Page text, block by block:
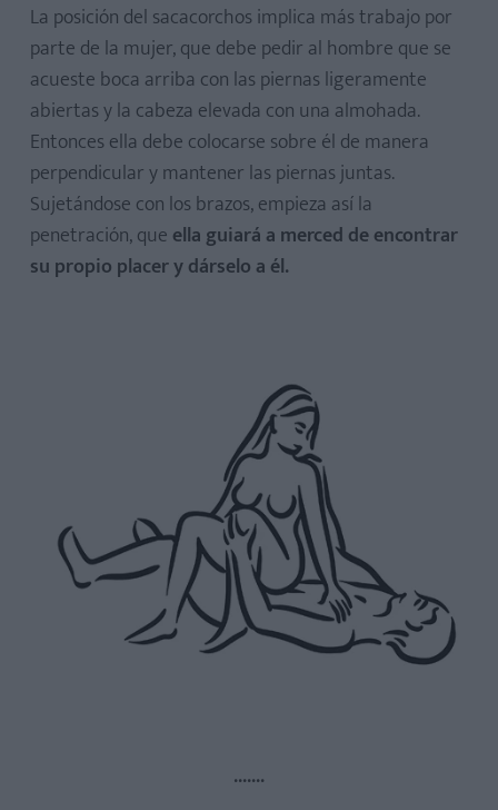
La posición del sacacorchos implica más trabajo por
parte de la mujer, que debe pedir al hombre que se
acueste boca arriba con las piernas ligeramente
abiertas y la cabeza elevada con una almohada.
Entonces ella debe colocarse sobre él de manera
perpendicular y mantener las piernas juntas.
Sujetándose con los brazos, empieza así la
penetración, que ella guiará a merced de encontrar
su propio placer y dárselo a él.
.......